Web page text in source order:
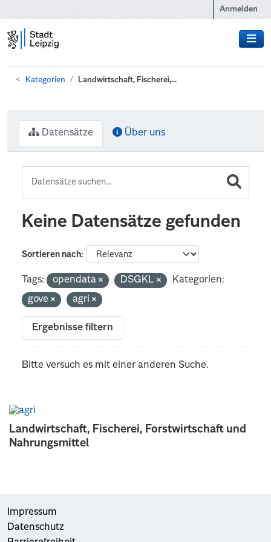
Anmelden
Kategorien Landwirtschaft, Fischerei,...
Landwirtschaft, Fischerei, Forstwirtschaft und
Nahrungsmittel
Datensätze Über uns
Keine Datensätze gefunden
Sortieren nach
Tags: opendata DSGKL
Kategorien:
gove
agri
Ergebnisse filtern
Bitte versuch es mit einer anderen Suche.
Impressum
Datenschutz